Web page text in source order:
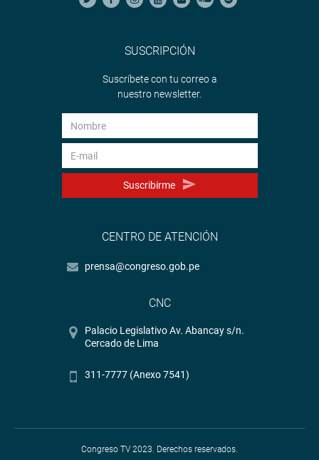
SUSCRIPCIÓN
Suscríbete con tu correo a
nuestro newsletter.
Suscribirme
CENTRO DE ATENCIÓN
prensa@congreso.gob.pe
CNC
Palacio Legislativo Av. Abancay s/n.
Cercado de Lima
311-7777 (Anexo 7541)
Congreso TV 2023. Derechos reservados.